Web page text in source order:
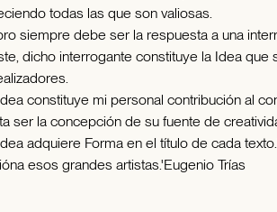
todas las que son valiosas.
siempre debe ser la respuesta a una
dicho interrogante constituye la Idea
constituye mi personal contribución al
ser la concepción de su fuente de
adquiere Forma en el título de cada
esos grandes artistas.'Eugenio Trías